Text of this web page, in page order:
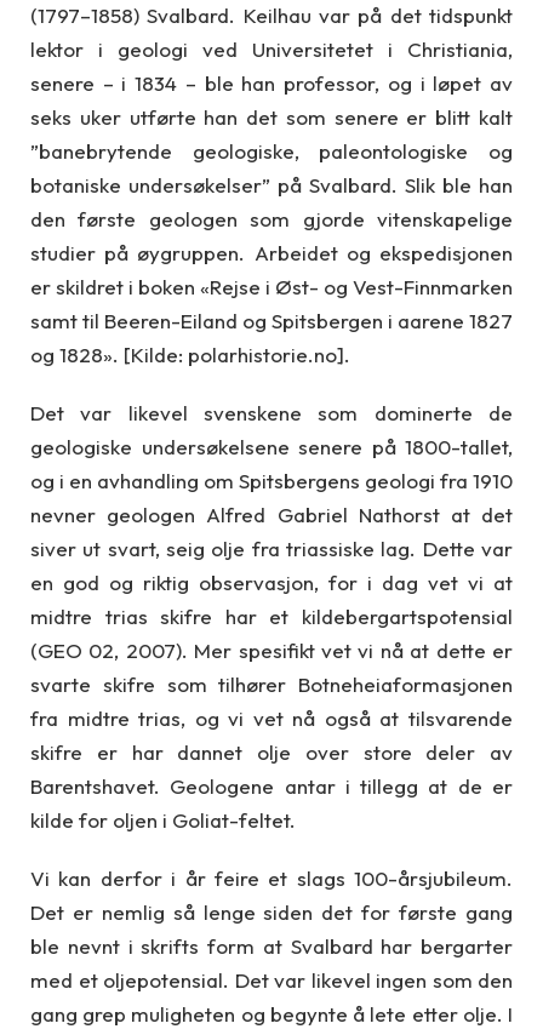
(1797–1858) Svalbard. Keilhau var på det tidspunkt
lektor i geologi ved Universitetet i Christiania,
senere – i 1834 – ble han professor, og i løpet av
seks uker utførte han det som senere er blitt kalt
”banebrytende geologiske, paleontologiske og
botaniske undersøkelser” på Svalbard. Slik ble han
den første geologen som gjorde vitenskapelige
studier på øygruppen. Arbeidet og ekspedisjonen
er skildret i boken «Rejse i Øst- og Vest-Finnmarken
samt til Beeren-Eiland og Spitsbergen i aarene 1827
og 1828». [Kilde: polarhistorie.no].
Det var likevel svenskene som dominerte de
geologiske undersøkelsene senere på 1800-tallet,
og i en avhandling om Spitsbergens geologi fra 1910
nevner geologen Alfred Gabriel Nathorst at det
siver ut svart, seig olje fra triassiske lag. Dette var
en god og riktig observasjon, for i dag vet vi at
midtre trias skifre har et kildebergartspotensial
(GEO 02, 2007). Mer spesifikt vet vi nå at dette er
svarte skifre som tilhører Botneheiaformasjonen
fra midtre trias, og vi vet nå også at tilsvarende
skifre er har dannet olje over store deler av
Barentshavet. Geologene antar i tillegg at de er
kilde for oljen i Goliat-feltet.
Vi kan derfor i år feire et slags 100-årsjubileum.
Det er nemlig så lenge siden det for første gang
ble nevnt i skrifts form at Svalbard har bergarter
med et oljepotensial. Det var likevel ingen som den
gang grep muligheten og begynte å lete etter olje. I